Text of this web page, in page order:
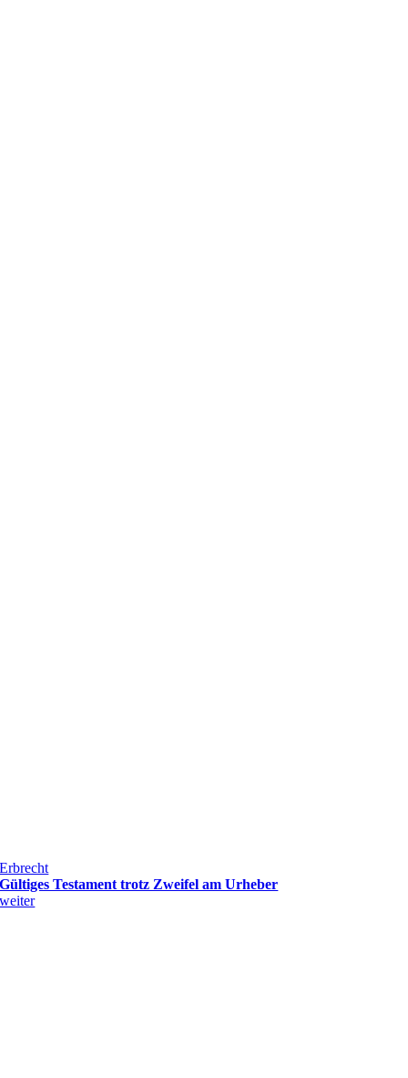
Erbrecht
Gültiges Testament trotz Zweifel am Urheber
weiter